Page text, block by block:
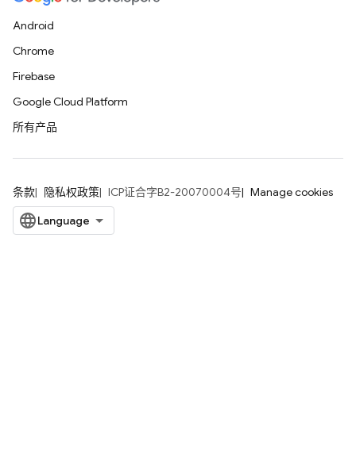
Android
Chrome
Firebase
Google Cloud Platform
所有产品
条款 隐私权政策 ICP证合字B2-20070004号 Manage cookies